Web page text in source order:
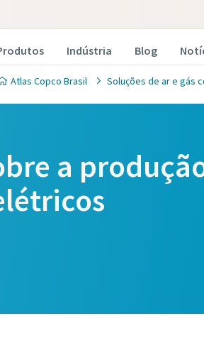
Indústria Blog
Atlas Copco Brasil Soluções de ar e gás
a